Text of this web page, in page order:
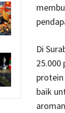
Di
protein
baik